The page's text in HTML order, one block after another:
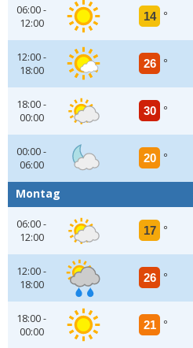
06:00 -
12:00
14 °
12:00 -
18:00
26 °
18:00 -
00:00
30 °
00:00 -
06:00
20 °
Montag
06:00 -
12:00
17 °
12:00 -
18:00
26 °
18:00 -
00:00
21 °